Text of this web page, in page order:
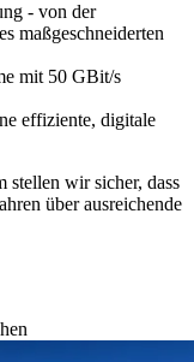
- von der
maßgeschneiderten
mit 50 GBit/s
effiziente, digitale
stellen wir sicher, dass
über ausreichende